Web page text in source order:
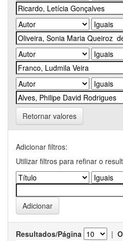
Retornar valores
Adicionar filtros:
Utilizar filtros para refinar o
Resultados/Página |